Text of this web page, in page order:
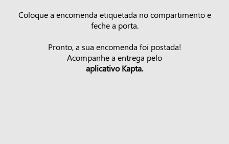
Coloque a encomenda etiquetada no compartimento e
feche a porta.
Pronto, a sua encomenda foi postada!
Acompanhe a entrega pelo
aplicativo Kapta.